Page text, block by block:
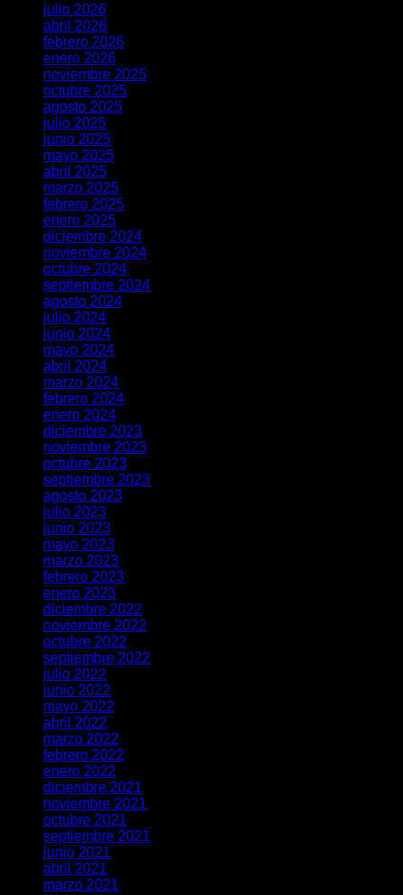
julio 2026
abril 2026
febrero 2026
enero 2026
noviembre 2025
octubre 2025
agosto 2025
julio 2025
junio 2025
mayo 2025
abril 2025
marzo 2025
febrero 2025
enero 2025
diciembre 2024
noviembre 2024
octubre 2024
septiembre 2024
agosto 2024
julio 2024
junio 2024
mayo 2024
abril 2024
marzo 2024
febrero 2024
enero 2024
diciembre 2023
noviembre 2023
octubre 2023
septiembre 2023
agosto 2023
julio 2023
junio 2023
mayo 2023
marzo 2023
febrero 2023
enero 2023
diciembre 2022
noviembre 2022
octubre 2022
septiembre 2022
julio 2022
junio 2022
mayo 2022
abril 2022
marzo 2022
febrero 2022
enero 2022
diciembre 2021
noviembre 2021
octubre 2021
septiembre 2021
junio 2021
abril 2021
marzo 2021